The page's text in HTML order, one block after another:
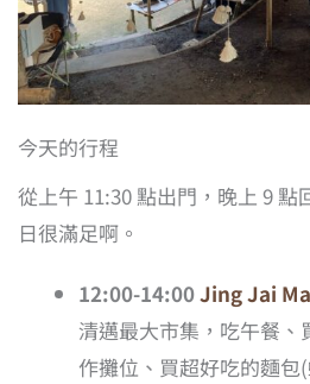
今天的行程
從上午 11:30 點出門，晚上 9 點
日很滿足啊。
12:00-14:00Jing Jai
清邁最大市集，吃午餐
作攤位、買超好吃的麵包